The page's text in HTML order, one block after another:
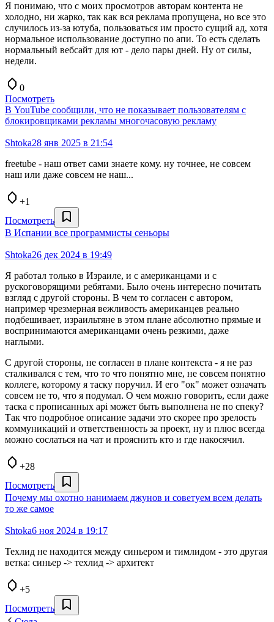
Я понимаю, что с моих просмотров авторам контента не
холодно, ни жарко, так как вся реклама пропущена, но все это
случилось из-за ютуба, пользоваться им просто сущий ад, хотя
нормальное использование доступно по апи. То есть сделать
нормальный вебсайт для ют - дело пары дней. Ну от силы,
недели.
0
Посмотреть
В YouTube сообщили, что не показывает пользователям с
блокировщиками рекламы многочасовую рекламу
Shtoka28 янв 2025 в 21:54
freetube - наш ответ сами знаете кому. ну точнее, не совсем
наш или даже совсем не наш...
+1
Посмотреть
В Испании все программисты сеньоры
Shtoka26 дек 2024 в 19:49
Я работал только в Израиле, и с американцами и с
рускоговорящими ребятами. Было очень интересно почитать
взгляд с другой стороны. В чем то согласен с автором,
например чрезмерная вежливость американцев реально
подбешивает, израильтяне в этом плане абсолютно прямые и
воспринимаются американцами очень резкими, даже
наглыми.
С другой стороны, не согласен в плане контекста - я не раз
сталкивался с тем, что то что понятно мне, не совсем понятно
коллеге, которому я таску поручил. И его "ок" может означать
совсем не то, что я подумал. О чем можно говорить, если даже
таска с прописанных api может быть выполнена не по спеку?
Так что подробное описание задачи это скорее про зрелость
коммуникаций и ответственность за проект, ну и плюс всегда
можно сослаться на чат и прояснить кто и где накосячил.
+28
Посмотреть
Почему мы охотно нанимаем джунов и советуем всем делать
то же самое
Shtoka6 ноя 2024 в 19:17
Техлид не находится между синьером и тимлидом - это другая
ветка: синьер -> техлид -> архитект
+5
Посмотреть